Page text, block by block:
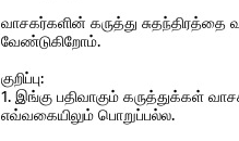
வாசகர்களின் கருத்து
வேண்டுகிறோம்.
குறிப்பு:
1. இங்கு பதிவாகும் கருத்துக்கள்
எவ்வகையிலும் பொறுப்பல்ல.